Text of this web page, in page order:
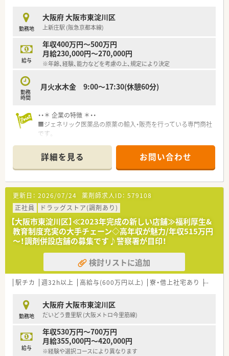
在宅医療のスキルを高められるだけでなく、将来的には人事や経営企画など
挑戦できる環境です。
＊------------------------------------------＊
＼未経験でも安心／（東淀川区エリア担当より）
手厚い研修や機器導入によりブランクがある方も安心で、若手を中心に助け
魅力の職場です。
＊------------------------------------------＊
■大阪メトロ今里筋線の瑞光四丁目駅から徒歩9分の好立地に位置しており、
スが少ない環境です。
■眼科をメインに月間800枚から900枚の処方箋を応需しており、専門的なス
■薬剤師と医療事務が各4名ずつ在籍し、施設在宅13件130名と居宅15名の患
密着型の薬局です。
■開局したばかりの綺麗な店舗ですが、在宅件数の急増に伴い体制を強化する
を急募しております。
■在宅訪問業務において車の運転が必須となるため、普通自動車免許をお持
を歓迎いたします。
※お車の運転が苦手な方は一度ご相談ください！
■若手層が中心となって活躍している職場であり、周囲と円滑に連携が取れ
を求めています。
■大阪府を中心に10店舗以上の調剤薬局を展開しており、現在も積極的に店
成長企業です。
■共存共栄を経営理念に掲げ、患者様やご家族だけでなく、働く従業員の幸せ
■薬局運営の他に介護職の紹介事業やクリニック開設のコンサルタント事業
ネスを展開しています。
勤務地
大阪府 大阪市東淀川区
上新庄駅 (阪急京都本線)
給与
年収400万円～500万円
月給230,000円～270,000円
※年齢、経験、能力などを考慮の上、規定により決定
勤務
時間
月火水木金 9:00～17:30(休憩60分)
・・＊ 企業の特徴 ＊・・
■ジェネリック医薬品の原薬の輸入・販売を行っている専門商社
です。
お客様にジェネリック医薬品原薬の販売をしています。
■国内トップクラスの取引基盤と取扱商品！世界10ヶ国以上90
社以上の海外サプライヤーから原薬を仕入れ、製薬会社100社以
上に販売しています。
・・＊ 応募要件 ＊・・
<必須要件>
・英語スキルのある方(資料読解・ビジネスメール作成等。目安：
TOEIC700以上)
・PCスキル：Word,Excel,PowerPoint,Acrobat(作表、作図等含む
文書作成）
・薬剤師免許を持つ方
・チームリーダー経験、人材育成経験のある方
<求める人物像>
・英語の資料読解や英語でのビジネスメールに支障がない方
・真面目に業務に取り組んでもらえる方
・新しい仕事にも積極的に携わっていただける方
詳細を見る お問い合わせ
更新日： 2026/07/24 薬剤師求人ID： 579108
正社員
ドラッグストア(調剤あり)
【大阪市東淀川区】≪2023年完成の新しい店舗≫福利厚生&
教育制度充実の大手チェーン◇高年収が魅力/年収515万円
～！調剤併設店舗の募集です♪警察署が目印！
検討リストに追加
駅チカ 週32h以上 高給与(600万円以上) 寮・借上社宅あり 住宅補
勤務地
大阪府 大阪市東淀川区
だいどう豊里駅 (大阪メトロ今里筋線)
給与
年収530万円～700万円
月給355,000円～420,000円
※経験や選択コースにより異なります